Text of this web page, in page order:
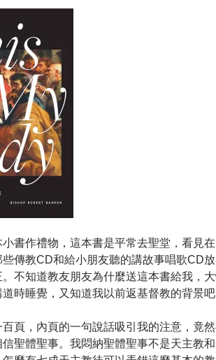
書作禮物，這本書是平常去聖堂，看見
傳教CD和給小朋友聽的講故事唱歌CD
不知道教友朋友為什麼送這本書給我，
時睡覺，又知道我以前返基督教的背景吧
頁，內頁的一句說話吸引我的注意，竟
聖體聖事。我悶納聖體聖事不是天主教